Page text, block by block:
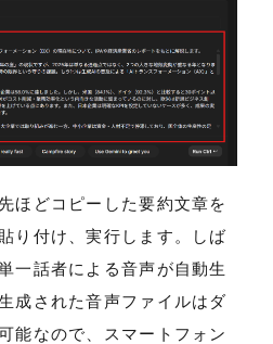
ほどコピーした要約文章を
り付け、実行します。しば
一話者による音声が自動生
成された音声ファイルはダ
能なので、スマートフォン